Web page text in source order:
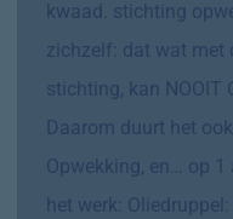
kwaad. stichting
zichzelf: dat wat met
stichting, kan NOOIT
Daarom duurt het
Opwekking, en… op
het werk: